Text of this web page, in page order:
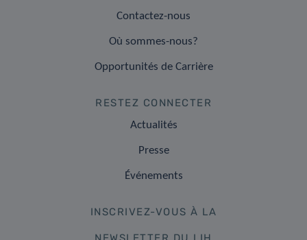
Contactez-nous
Où sommes-nous?
Opportunités de Carrière
RESTEZ CONNECTER
Actualités
Presse
Événements
INSCRIVEZ-VOUS À LA